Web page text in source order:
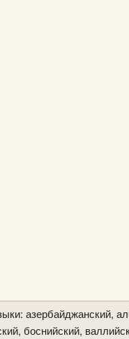
азербайджанский,
боснийский,